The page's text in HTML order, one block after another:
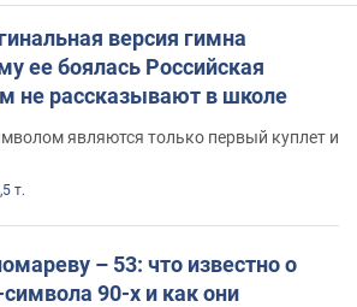
версия гимна
ее боялась Российская
не рассказывают в школе
являются только первый куплет и
т.
– 53: что известно о
символа 90-х и как они